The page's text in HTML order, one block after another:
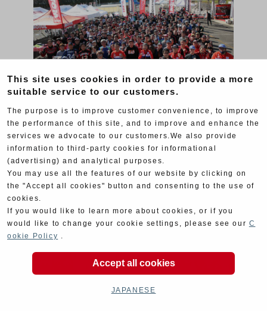
YOSHIMURA MEETING 2022 in NASU MOTOR
SPORTS LAND ～ヨシムラをもっと体感しよう！～
ご来場ありがとうございました。
This site uses cookies in order to provide a more
suitable service to our customers.
The purpose is to improve customer convenience, to improve
the performance of this site, and to improve and enhance the
services we advocate to our customers.We also provide
information to third-party cookies for informational
(advertising) and analytical purposes.
You may use all the features of our website by clicking on
the "Accept all cookies" button and consenting to the use of
cookies.
If you would like to learn more about cookies, or if you
would like to change your cookie settings, please see our C
ookie Policy .
Accept all cookies
JAPANESE